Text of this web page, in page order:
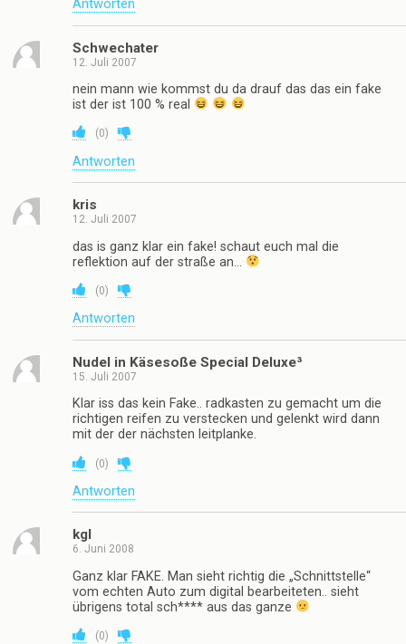
Antworten
Schwechater
12. Juli 2007
nein mann wie kommst du da drauf das das ein fake
ist der ist 100 % real
(0)
Antworten
kris
12. Juli 2007
das is ganz klar ein fake! schaut euch mal die
reflektion auf der straße an…
(0)
Antworten
Nudel in Käsesoße Special Deluxe³
15. Juli 2007
Klar iss das kein Fake.. radkasten zu gemacht um die
richtigen reifen zu verstecken und gelenkt wird dann
mit der der nächsten leitplanke.
(0)
Antworten
kgl
6. Juni 2008
Ganz klar FAKE. Man sieht richtig die „Schnittstelle“
vom echten Auto zum digital bearbeiteten.. sieht
übrigens total sch**** aus das ganze
(0)